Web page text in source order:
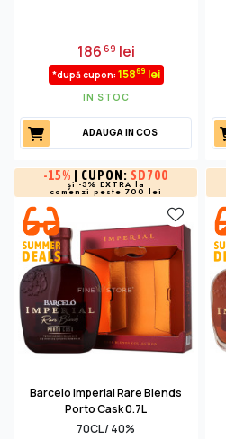
18669 lei
*după cupon: 15869 lei
IN STOC
ADAUGA IN COS
-15% | CUPON: SD700
și -3% EXTRA la
comenzi peste 700 lei
Barcelo Imperial Rare Blends
Porto Cask 0.7L
70CL / 40%